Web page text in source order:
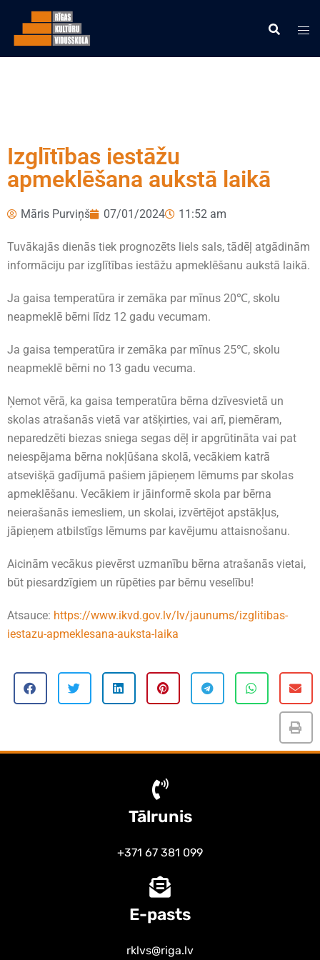
Izglītības iestāžu
apmeklēšana aukstā laikā
Māris Purviņš 07/01/2024 11:52 am
Tuvākajās dienās tiek prognozēts liels sals, tādēļ atgādinām
informāciju par izglītības iestāžu apmeklēšanu aukstā laikā.
Ja gaisa temperatūra ir zemāka par mīnus 20℃, skolu
neapmeklē bērni līdz 12 gadu vecumam.
Ja gaisa temperatūra ir zemāka par mīnus 25℃, skolu
neapmeklē bērni no 13 gadu vecuma.
Ņemot vērā, ka gaisa temperatūra bērna dzīvesvietā un
skolas atrašanās vietā var atšķirties, vai arī, piemēram,
neparedzēti biezas sniega segas dēļ ir apgrūtināta vai pat
neiespējama bērna nokļūšana skolā, vecākiem katrā
atsevišķā gadījumā pašiem jāpieņem lēmums par skolas
apmeklēšanu. Vecākiem ir jāinformē skola par bērna
neierašanās iemesliem, un skolai, izvērtējot apstākļus,
jāpieņem atbilstīgs lēmums par kavējumu attaisnošanu.
Aicinām vecākus pievērst uzmanību bērna atrašanās vietai,
būt piesardzīgiem un rūpēties par bērnu veselību!
Atsauce: https://www.ikvd.gov.lv/lv/jaunums/izglitibas-
iestazu-apmeklesana-auksta-laika
Tālrunis
+371 67 381 099
E-pasts
rklvs@riga.lv